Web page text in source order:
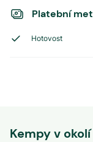
Platební
Hotovost
Kempy v okolí